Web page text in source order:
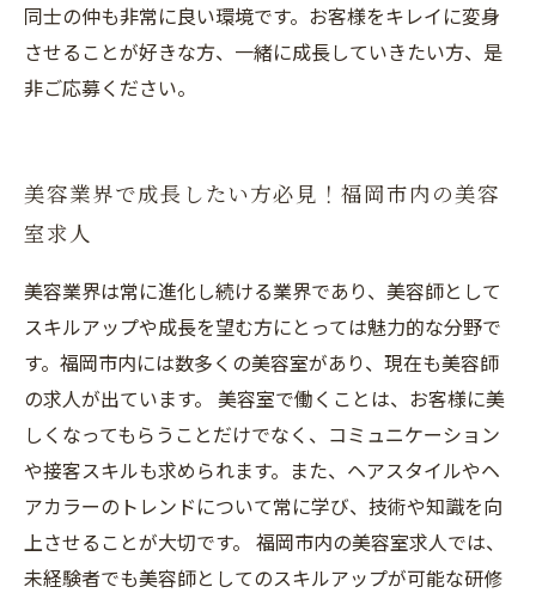
同士の仲も非常に良い環境です。お客様をキレイに変身
させることが好きな方、一緒に成長していきたい方、是
非ご応募ください。
美容業界で成長したい方必見！福岡市内の美容
室求人
美容業界は常に進化し続ける業界であり、美容師として
スキルアップや成長を望む方にとっては魅力的な分野で
す。福岡市内には数多くの美容室があり、現在も美容師
の求人が出ています。 美容室で働くことは、お客様に美
しくなってもらうことだけでなく、コミュニケーション
や接客スキルも求められます。また、ヘアスタイルやヘ
アカラーのトレンドについて常に学び、技術や知識を向
上させることが大切です。 福岡市内の美容室求人では、
未経験者でも美容師としてのスキルアップが可能な研修